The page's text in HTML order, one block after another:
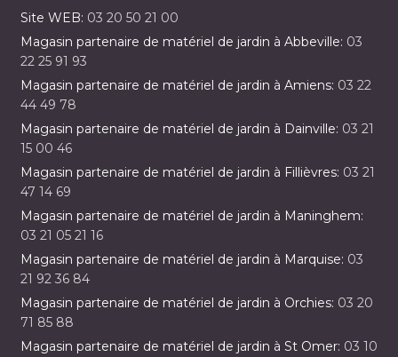
Site WEB: 03 20 50 21 00
Magasin partenaire de matériel de jardin à Abbeville: 03
22 25 91 93
Magasin partenaire de matériel de jardin à Amiens: 03 22
44 49 78
Magasin partenaire de matériel de jardin à Dainville: 03 21
15 00 46
Magasin partenaire de matériel de jardin à Fillièvres: 03 21
47 14 69
Magasin partenaire de matériel de jardin à Maninghem:
03 21 05 21 16
Magasin partenaire de matériel de jardin à Marquise: 03
21 92 36 84
Magasin partenaire de matériel de jardin à Orchies: 03 20
71 85 88
Magasin partenaire de matériel de jardin à St Omer: 03 10